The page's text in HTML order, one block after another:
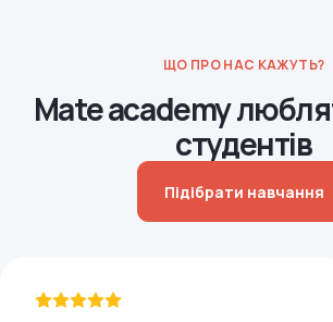
ЩО ПРО НАС КАЖУТЬ?
Mate academy
студентів
Підібрати навчання